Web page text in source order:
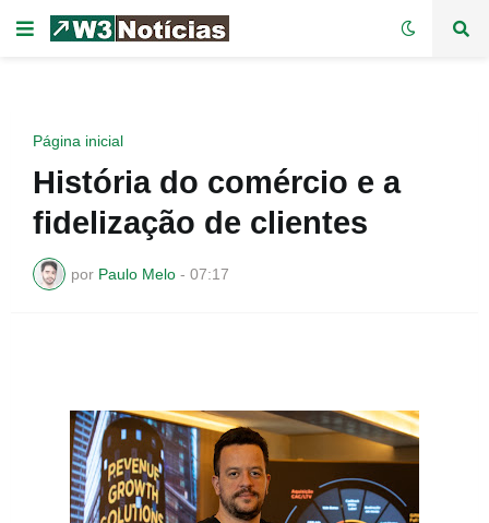
Página inicial
História do comércio e a
fidelização de clientes
por Paulo Melo - 07:17